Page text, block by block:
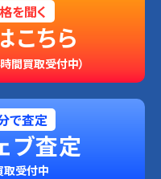
を聞く
こちら
間買取受付中）
で査定
ブ査定
受付中